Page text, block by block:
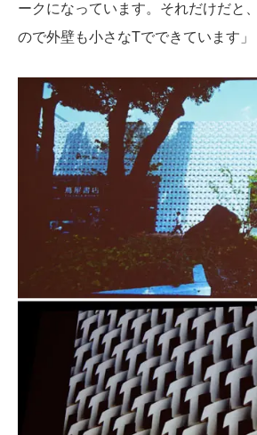
ークになっています。それだけだと
ので外壁も小さなTでできています」